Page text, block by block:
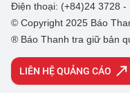
Điện thoại: (+84)24 3728
© Copyright 2025 Báo
® Báo Thanh tra giữ bản
LIÊN HỆ QUẢNG CÁO